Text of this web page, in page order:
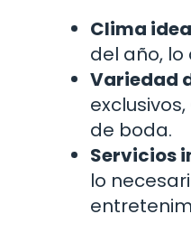
Clima
del año,
Variedad
de boda.
Servicios
lo